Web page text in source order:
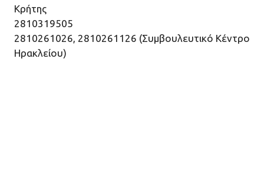
Κρήτης
2810319505
2810261026, 2810261126 (Συμβουλευτικό Κέντρο
Ηρακλείου)